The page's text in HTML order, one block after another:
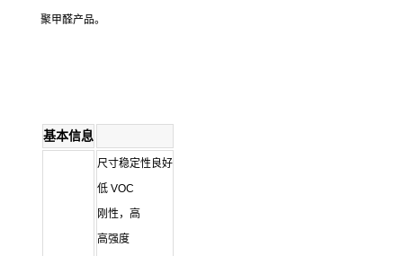
聚甲醛产品。
基本信息
尺寸稳定性良好
低 VOC
刚性，高
高强度